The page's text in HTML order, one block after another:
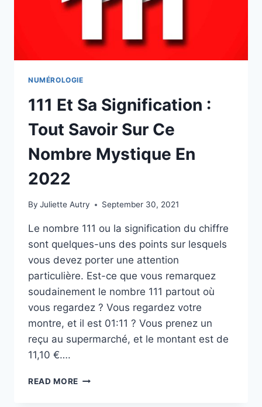
NUMÉROLOGIE
111 Et Sa Signification :
Tout Savoir Sur Ce
Nombre Mystique En
2022
By Juliette Autry September 30, 2021
Le nombre 111 ou la signification du chiffre
sont quelques-uns des points sur lesquels
vous devez porter une attention
particulière. Est-ce que vous remarquez
soudainement le nombre 111 partout où
vous regardez ? Vous regardez votre
montre, et il est 01:11 ? Vous prenez un
reçu au supermarché, et le montant est de
11,10 €….
READ MORE 111